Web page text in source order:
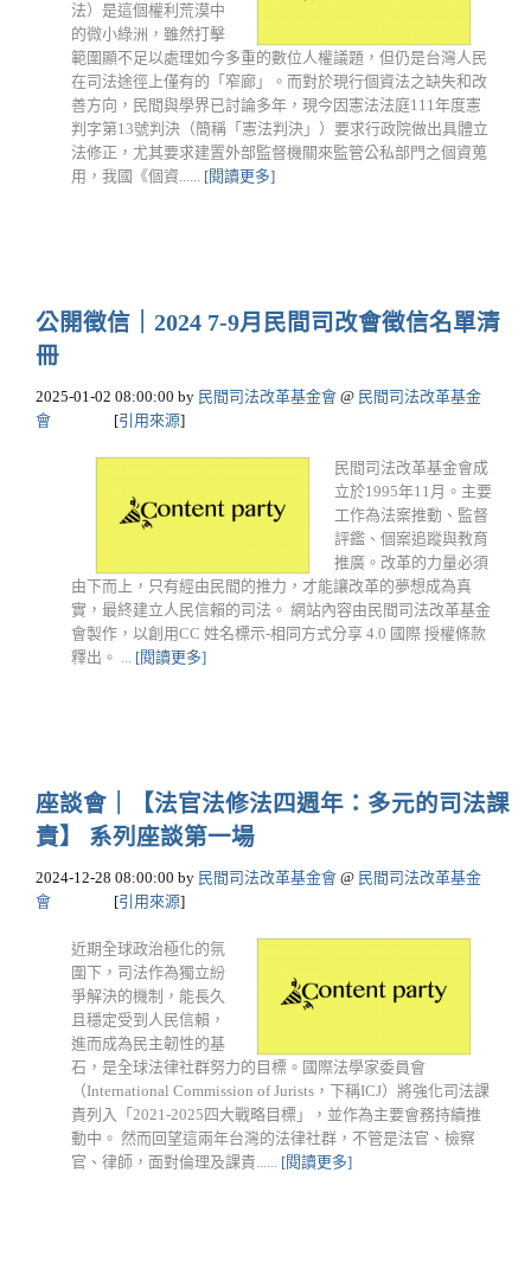
法）是這個權利荒漠中
的微小綠洲，雖然打擊
範圍顯不足以處理如今多重的數位人權議題，但仍是台灣人民
在司法途徑上僅有的「窄廊」。而對於現行個資法之缺失和改
善方向，民間與學界已討論多年，現今因憲法法庭111年度憲
判字第13號判決（簡稱「憲法判決」）要求行政院做出具體立
法修正，尤其要求建置外部監督機關來監管公私部門之個資蒐
用，我國《個資...... [閱讀更多]
公開徵信｜2024 7-9月民間司改會徵信名單清
冊
2025-01-02 08:00:00 by 民間司法改革基金會 @ 民間司法改革基金
會
[引用來源]
民間司法改革基金會成
立於1995年11月。主要
工作為法案推動、監督
評鑑、個案追蹤與教育
推廣。改革的力量必須
由下而上，只有經由民間的推力，才能讓改革的夢想成為真
實，最終建立人民信賴的司法。 網站內容由民間司法改革基金
會製作，以創用CC 姓名標示-相同方式分享 4.0 國際 授權條款
釋出。 ... [閱讀更多]
座談會｜【法官法修法四週年：多元的司法課
責】 系列座談第一場
2024-12-28 08:00:00 by 民間司法改革基金會 @ 民間司法改革基金
會
[引用來源]
近期全球政治極化的氛
圍下，司法作為獨立紛
爭解決的機制，能長久
且穩定受到人民信賴，
進而成為民主韌性的基
石，是全球法律社群努力的目標。國際法學家委員會
（International Commission of Jurists，下稱ICJ）將強化司法課
責列入「2021-2025四大戰略目標」，並作為主要會務持續推
動中。 然而回望這兩年台灣的法律社群，不管是法官、檢察
官、律師，面對倫理及課責...... [閱讀更多]